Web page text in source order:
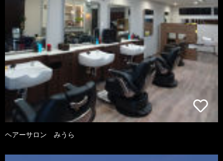
ヘアーサロン みうら